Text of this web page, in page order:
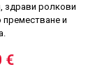
здрави ролкови
преместване и
€